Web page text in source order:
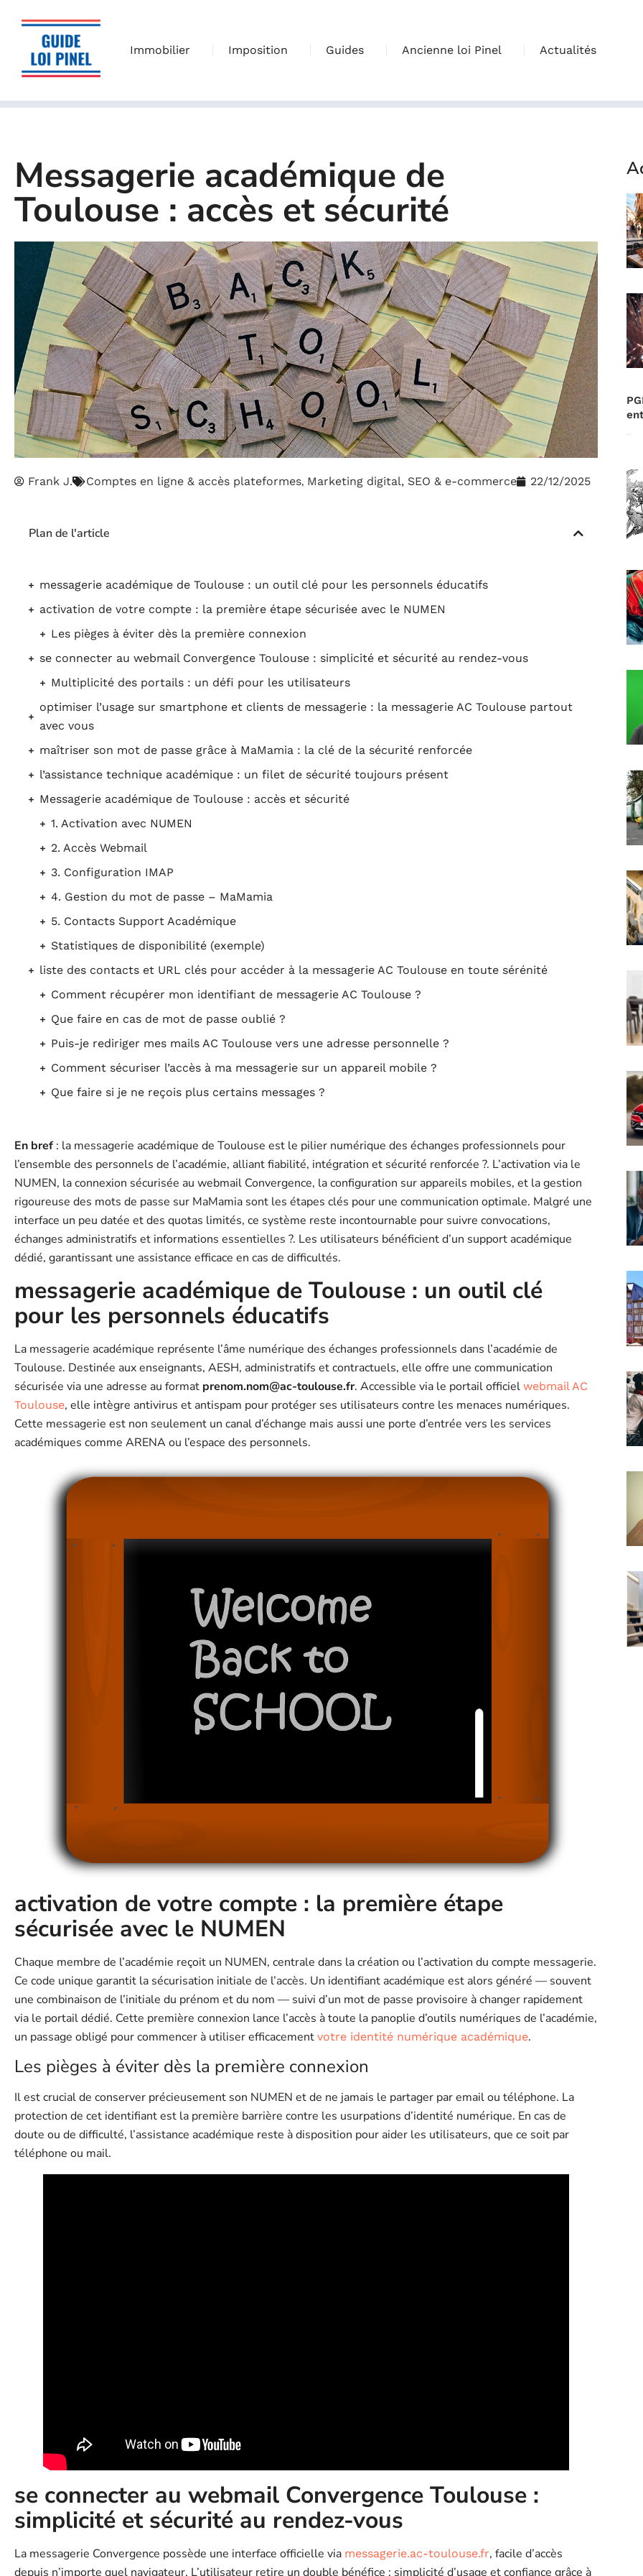
Immobilier Imposition Guides Ancienne loi Pinel Actualités
Messagerie académique de
Toulouse : accès et sécurité
Frank J. Comptes en ligne & accès plateformes, Marketing digital, SEO & e-commerce 22/12/2025
Plan de l'article
messagerie académique de Toulouse : un outil clé pour les personnels éducatifs
activation de votre compte : la première étape sécurisée avec le NUMEN
Les pièges à éviter dès la première connexion
se connecter au webmail Convergence Toulouse : simplicité et sécurité au rendez-vous
Multiplicité des portails : un défi pour les utilisateurs
optimiser l’usage sur smartphone et clients de messagerie : la messagerie AC Toulouse partout
avec vous
maîtriser son mot de passe grâce à MaMamia : la clé de la sécurité renforcée
l’assistance technique académique : un filet de sécurité toujours présent
Messagerie académique de Toulouse : accès et sécurité
1. Activation avec NUMEN
2. Accès Webmail
3. Configuration IMAP
4. Gestion du mot de passe – MaMamia
5. Contacts Support Académique
Statistiques de disponibilité (exemple)
liste des contacts et URL clés pour accéder à la messagerie AC Toulouse en toute sérénité
Comment récupérer mon identifiant de messagerie AC Toulouse ?
Que faire en cas de mot de passe oublié ?
Puis-je rediriger mes mails AC Toulouse vers une adresse personnelle ?
Comment sécuriser l’accès à ma messagerie sur un appareil mobile ?
Que faire si je ne reçois plus certains messages ?
En bref : la messagerie académique de Toulouse est le pilier numérique des échanges professionnels pour
l’ensemble des personnels de l’académie, alliant fiabilité, intégration et sécurité renforcée ?️. L’activation via le
NUMEN, la connexion sécurisée au webmail Convergence, la configuration sur appareils mobiles, et la gestion
rigoureuse des mots de passe sur MaMamia sont les étapes clés pour une communication optimale. Malgré une
interface un peu datée et des quotas limités, ce système reste incontournable pour suivre convocations,
échanges administratifs et informations essentielles ?. Les utilisateurs bénéficient d’un support académique
dédié, garantissant une assistance efficace en cas de difficultés.
messagerie académique de Toulouse : un outil clé
pour les personnels éducatifs
La messagerie académique représente l’âme numérique des échanges professionnels dans l’académie de
Toulouse. Destinée aux enseignants, AESH, administratifs et contractuels, elle offre une communication
sécurisée via une adresse au format prenom.nom@ac-toulouse.fr. Accessible via le portail officiel webmail AC
Toulouse, elle intègre antivirus et antispam pour protéger ses utilisateurs contre les menaces numériques.
Cette messagerie est non seulement un canal d’échange mais aussi une porte d’entrée vers les services
académiques comme ARENA ou l’espace des personnels.
activation de votre compte : la première étape
sécurisée avec le NUMEN
Chaque membre de l’académie reçoit un NUMEN, centrale dans la création ou l’activation du compte messagerie.
Ce code unique garantit la sécurisation initiale de l’accès. Un identifiant académique est alors généré — souvent
une combinaison de l’initiale du prénom et du nom — suivi d’un mot de passe provisoire à changer rapidement
via le portail dédié. Cette première connexion lance l’accès à toute la panoplie d’outils numériques de l’académie,
un passage obligé pour commencer à utiliser efficacement votre identité numérique académique.
Les pièges à éviter dès la première connexion
Il est crucial de conserver précieusement son NUMEN et de ne jamais le partager par email ou téléphone. La
protection de cet identifiant est la première barrière contre les usurpations d’identité numérique. En cas de
doute ou de difficulté, l’assistance académique reste à disposition pour aider les utilisateurs, que ce soit par
téléphone ou mail.
se connecter au webmail Convergence Toulouse :
simplicité et sécurité au rendez-vous
La messagerie Convergence possède une interface officielle via messagerie.ac-toulouse.fr, facile d’accès
depuis n’importe quel navigateur. L’utilisateur retire un double bénéfice : simplicité d’usage et confiance grâce à